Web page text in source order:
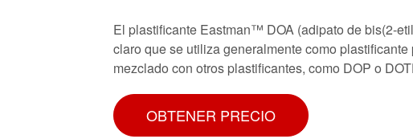
El plastificante Eastman™ DOA (adipato de bis(2-
claro que se utiliza generalmente como
mezclado con otros plastificantes, como DOP o
OBTENER PRECIO